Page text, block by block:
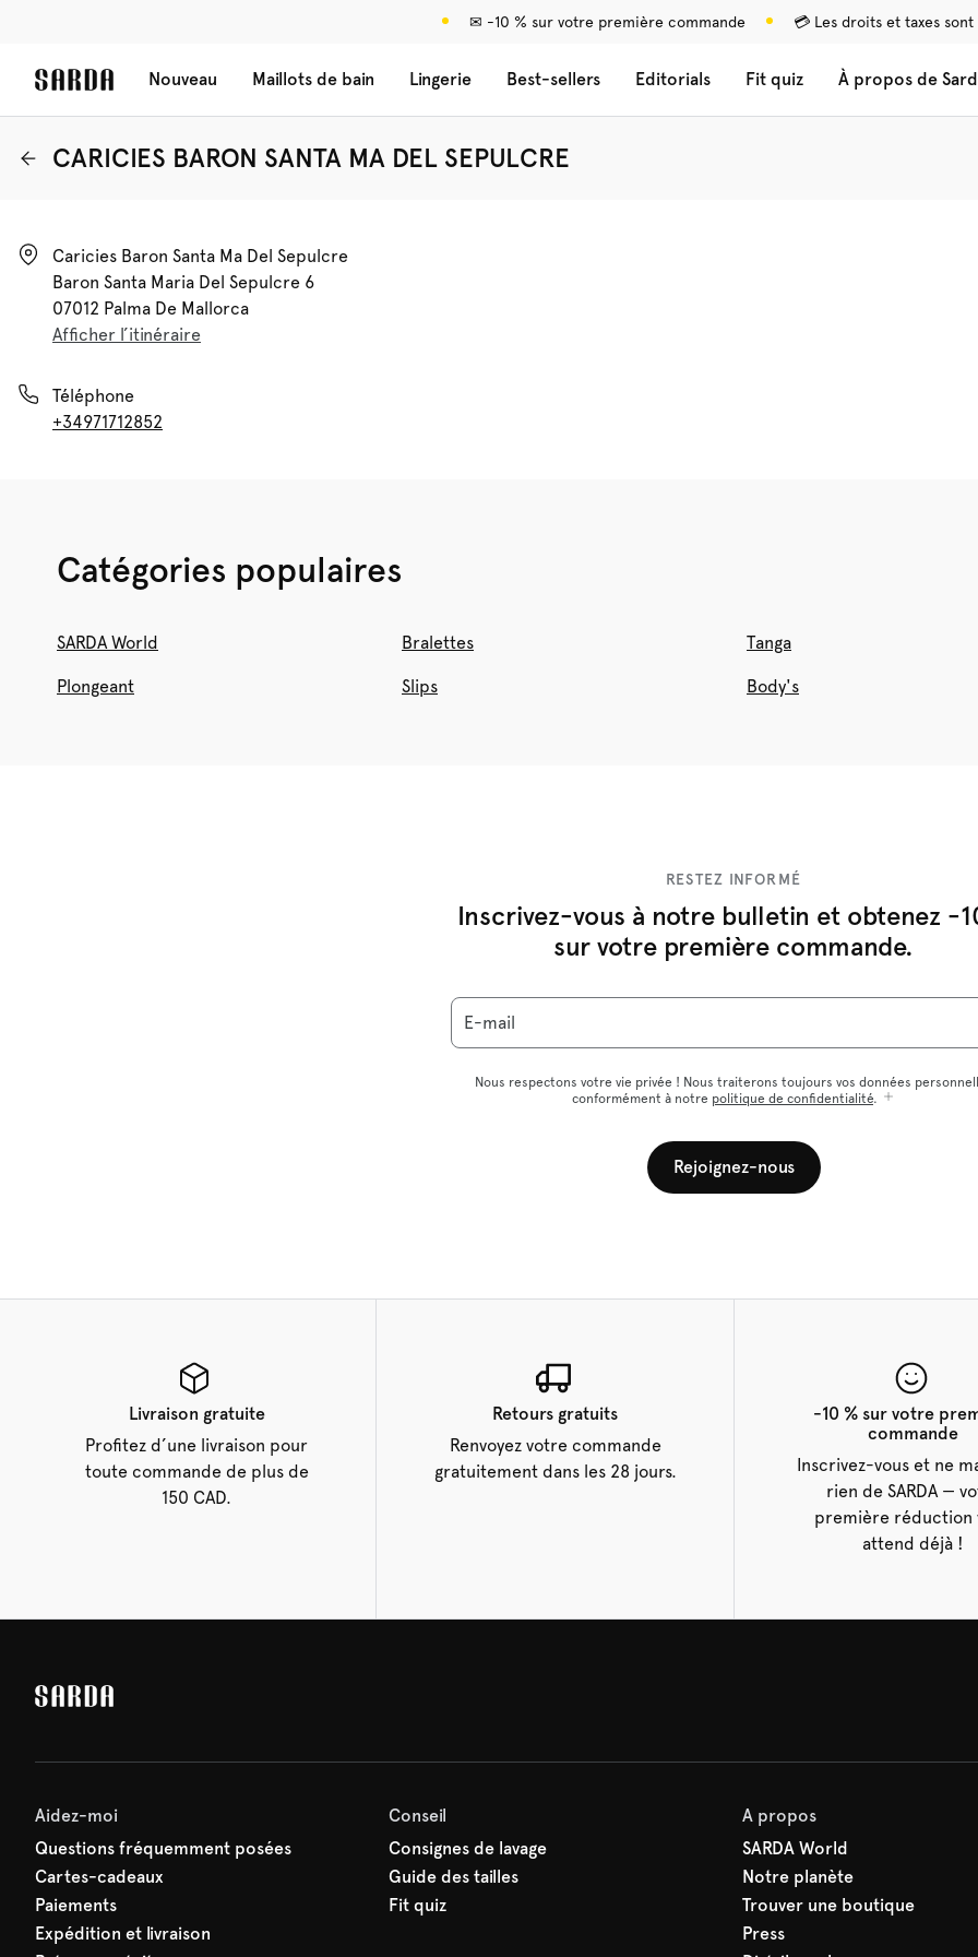
✉ -10 % sur votre première commande 💳 Les droits et taxes
Nouveau Maillots de bain Lingerie Best-sellers Editorials Fit quiz À propos de
CARICIES BARON SANTA MA DEL SEPULCRE
Caricies Baron Santa Ma Del Sepulcre
Baron Santa Maria Del Sepulcre 6
07012 Palma De Mallorca
Afficher l’itinéraire
Téléphone
+34971712852
Catégories populaires
SARDA World Bralettes Tanga
Plongeant Slips Body's
RESTEZ INFORMÉ
Inscrivez-vous à notre bulletin et obtenez -
sur votre première commande.
E-mail
Nous respectons votre vie privée ! Nous traiterons toujours vos données
conformément à notre politique de confidentialité.
Rejoignez-nous
Livraison gratuite
Profitez d’une livraison pour
toute commande de plus de
150 CAD.
Retours gratuits
Renvoyez votre commande
gratuitement dans les 28 jours.
-10 % sur votre
commande
Inscrivez-vous et ne
rien de SARDA —
première réduction
attend déjà !
Aidez-moi
Questions fréquemment posées
Cartes-cadeaux
Paiements
Expédition et livraison
Conseil
Consignes de lavage
Guide des tailles
Fit quiz
A propos
SARDA World
Notre planète
Trouver une boutique
Press